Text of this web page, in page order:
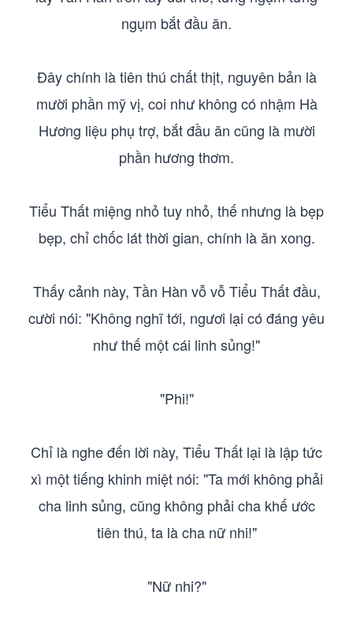
ngụm bắt đầu ăn.
Đây chính là tiên thú chất thịt, nguyên bản là
mười phần mỹ vị, coi như không có nhậm Hà
Hương liệu phụ trợ, bắt đầu ăn cũng là mười
phần hương thơm.
Tiểu Thất miệng nhỏ tuy nhỏ, thế nhưng là bẹp
bẹp, chỉ chốc lát thời gian, chính là ăn xong.
Thấy cảnh này, Tần Hàn vỗ vỗ Tiểu Thất đầu,
cười nói: "Không nghĩ tới, ngươi lại có đáng yêu
như thế một cái linh sủng!"
"Phi!"
Chỉ là nghe đến lời này, Tiểu Thất lại là lập tức
xì một tiếng khinh miệt nói: "Ta mới không phải
cha linh sủng, cũng không phải cha khế ước
tiên thú, ta là cha nữ nhi!"
"Nữ nhi?"